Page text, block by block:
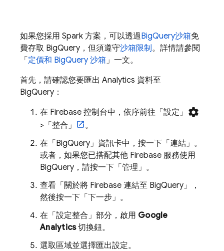
如果您採用 Spark 方案，可以透過BigQuery沙箱免
費存取 BigQuery ，但須遵守沙箱限制。詳情請參閱
「 定價和 BigQuery 沙箱」一文。
首先，請確認您要匯出 Analytics 資料至
BigQuery ：
在 Firebase 控制台中，依序前往「設定」 settings
>「整合」
。
在「BigQuery」 資訊卡中，按一下「連結」 。
或者，如果您已搭配其他 Firebase 服務使用
BigQuery ，請按一下「管理」 。
查看「關於將 Firebase 連結至 BigQuery」
，
然後按一下「下一步」 。
在「設定整合」 部分，啟用 Google
Analytics切換鈕。
選取區域並選擇匯出設定。